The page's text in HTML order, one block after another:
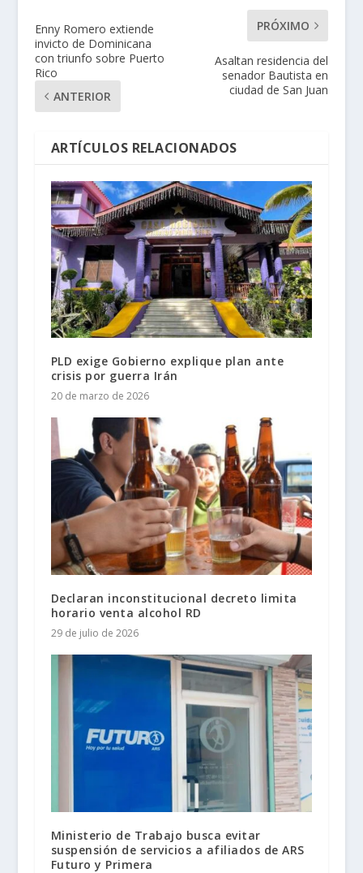
Enny Romero extiende
invicto de Dominicana
con triunfo sobre Puerto
Rico
ANTERIOR
PRÓXIMO
Asaltan residencia del
senador Bautista en
ciudad de San Juan
ARTÍCULOS RELACIONADOS
PLD exige Gobierno explique plan ante
crisis por guerra Irán
20 de marzo de 2026
Declaran inconstitucional decreto limita
horario venta alcohol RD
29 de julio de 2026
Ministerio de Trabajo busca evitar
suspensión de servicios a afiliados de ARS
Futuro y Primera